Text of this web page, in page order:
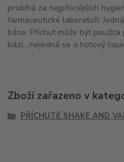
probíhá za nejpřísnějších
farmaceutické laboratoři.
báze. Příchuť může být
bází....nejedná se o hotový
Zboží zařazeno v
PŘÍCHUTĚ SHAKE AND